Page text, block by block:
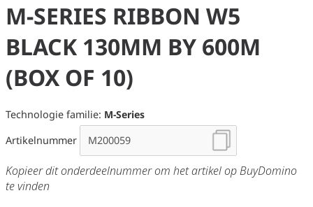
M-SERIES RIBBON W5
BLACK 130MM BY 600M
(BOX OF 10)
Technologie familie: M-Series
Artikelnummer
Kopieer dit onderdeelnummer om het artikel op BuyDomino
te vinden